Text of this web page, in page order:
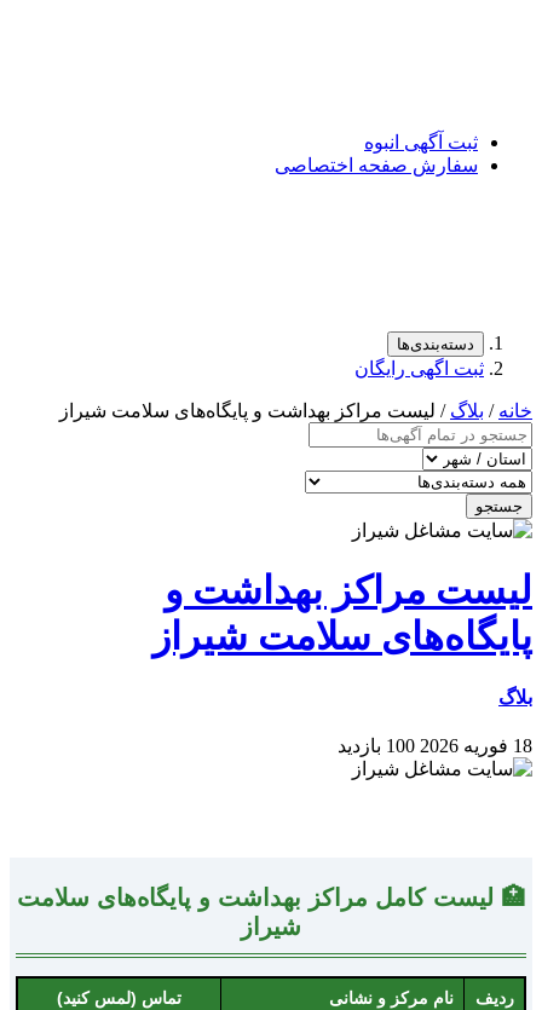
ثبت آگهی انبوه
سفارش صفحه اختصاصی
دسته‌بندی‌ها
ثبت اگهی رایگان
خانه / بلاگ / لیست مراکز بهداشت و پایگاه‌های سلامت شیراز
جستجو
لیست مراکز بهداشت و
پایگاه‌های سلامت شیراز
بلاگ
18 فوریه 2026 100 بازدید
🏥 لیست کامل مراکز بهداشت و پایگاه‌های سلامت
شیراز
ردیف نام مرکز و نشانی تماس (لمس کنید)